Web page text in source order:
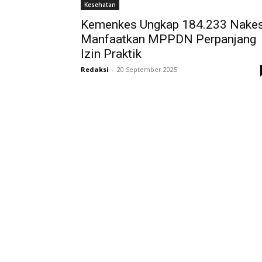
Kesehatan
Kemenkes Ungkap 184.233
Manfaatkan MPPDN Perpanjang
Izin Praktik
Redaksi - 20 September 2025